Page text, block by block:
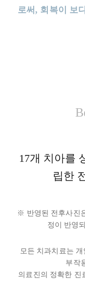
로써, 회복이 보
17개 치아를
립한
※ 반영된 전후사진
정이 반영
모든 치과치료는
부작
의료진의 정확한 진